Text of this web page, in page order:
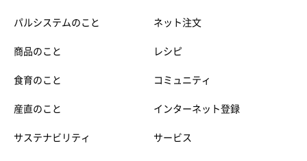
パルシステムのこと
商品のこと
食育のこと
産直のこと
サステナビリティ
ネット注文
レシピ
コミュニティ
インターネット登録
サービス